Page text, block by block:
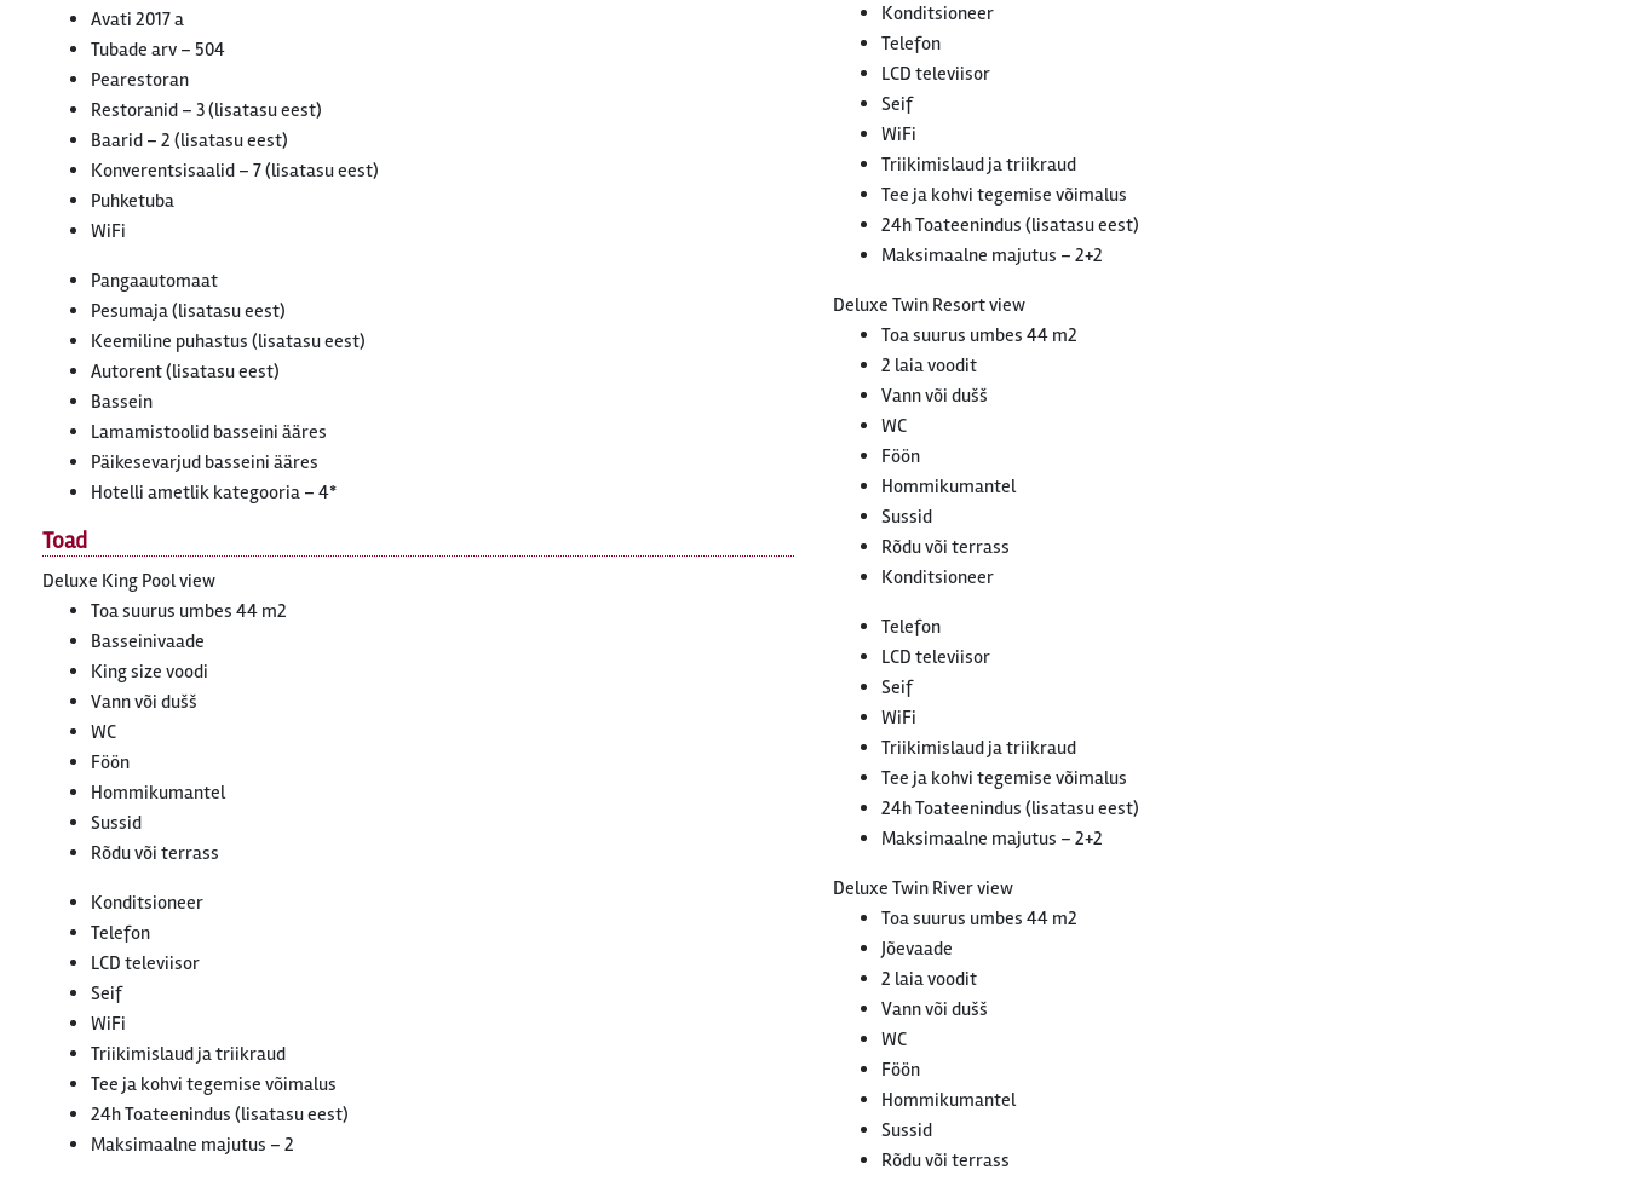
Avati 2017 a
Tubade arv – 504
Pearestoran
Restoranid – 3 (lisatasu eest)
Baarid – 2 (lisatasu eest)
Konverentsisaalid – 7 (lisatasu eest)
Puhketuba
WiFi
Pangaautomaat
Pesumaja (lisatasu eest)
Keemiline puhastus (lisatasu eest)
Autorent (lisatasu eest)
Bassein
Lamamistoolid basseini ääres
Päikesevarjud basseini ääres
Hotelli ametlik kategooria – 4*
Toad
Deluxe King Pool view
Toa suurus umbes 44 m2
Basseinivaade
King size voodi
Vann või dušš
WC
Föön
Hommikumantel
Sussid
Rõdu või terrass
Konditsioneer
Telefon
LCD televiisor
Seif
WiFi
Triikimislaud ja triikraud
Tee ja kohvi tegemise võimalus
24h Toateenindus (lisatasu eest)
Maksimaalne majutus – 2
Konditsioneer
Telefon
LCD televiisor
Seif
WiFi
Triikimislaud ja triikraud
Tee ja kohvi tegemise võimalus
24h Toateenindus (lisatasu eest)
Maksimaalne majutus – 2+2
Deluxe Twin Resort view
Toa suurus umbes 44 m2
2 laia voodit
Vann või dušš
WC
Föön
Hommikumantel
Sussid
Rõdu või terrass
Konditsioneer
Telefon
LCD televiisor
Seif
WiFi
Triikimislaud ja triikraud
Tee ja kohvi tegemise võimalus
24h Toateenindus (lisatasu eest)
Maksimaalne majutus – 2+2
Deluxe Twin River view
Toa suurus umbes 44 m2
Jõevaade
2 laia voodit
Vann või dušš
WC
Föön
Hommikumantel
Sussid
Rõdu või terrass